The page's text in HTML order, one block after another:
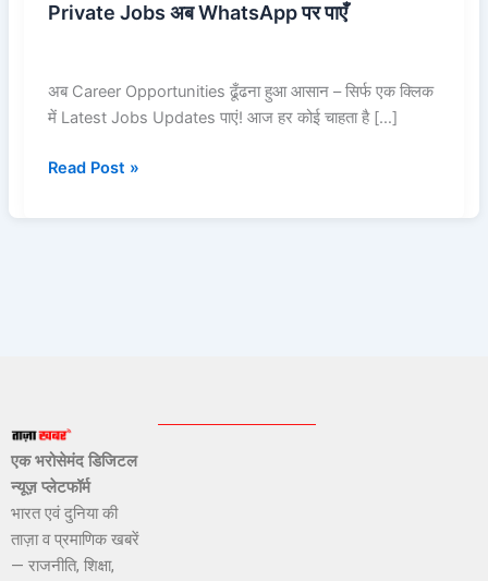
Private Jobs अब WhatsApp पर पाएँ
अब Career Opportunities ढूँढना हुआ आसान – सिर्फ एक क्लिक
में Latest Jobs Updates पाएं! आज हर कोई चाहता है […]
Read Post »
एक भरोसेमंद डिजिटल
न्यूज़ प्लेटफॉर्म
भारत एवं दुनिया की
ताज़ा व प्रमाणिक खबरें
— राजनीति, शिक्षा,